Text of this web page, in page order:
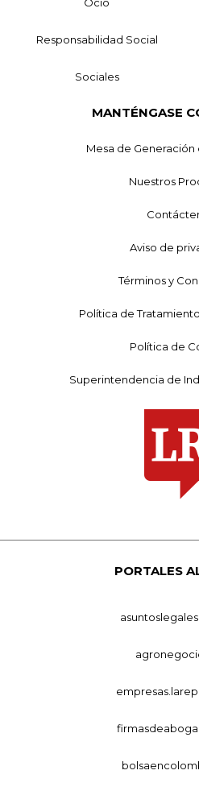
Responsabilidad Social
Sociales
MANTÉNGASE
Mesa de
Nuestros
Aviso de
Términos y
Política de
Política de
Superintendencia de
PORTALES